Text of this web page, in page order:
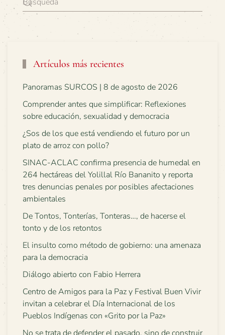
Artículos más recientes
Panoramas SURCOS | 8 de agosto de 2026
Comprender antes que simplificar: Reflexiones
sobre educación, sexualidad y democracia
¿Sos de los que está vendiendo el futuro por un
plato de arroz con pollo?
SINAC-ACLAC confirma presencia de humedal en
264 hectáreas del Yolillal Río Bananito y reporta
tres denuncias penales por posibles afectaciones
ambientales
De Tontos, Tonterías, Tonteras…, de hacerse el
tonto y de los retontos
El insulto como método de gobierno: una amenaza
para la democracia
Diálogo abierto con Fabio Herrera
Centro de Amigos para la Paz y Festival Buen Vivir
invitan a celebrar el Día Internacional de los
Pueblos Indígenas con «Grito por la Paz»